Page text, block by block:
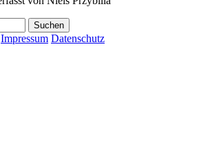
Suchen
Impressum Datenschutz